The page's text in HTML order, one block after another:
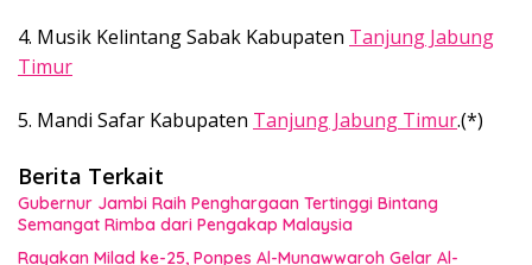
4. Musik Kelintang Sabak Kabupaten Tanjung Jabung
Timur
5. Mandi Safar Kabupaten Tanjung Jabung Timur.(*)
Berita Terkait
Gubernur Jambi Raih Penghargaan Tertinggi Bintang
Semangat Rimba dari Pengakap Malaysia
Rayakan Milad ke-25, Ponpes Al-Munawwaroh Gelar Al-